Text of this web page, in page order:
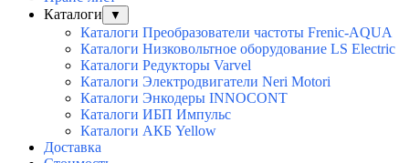
Каталоги
▼
Каталоги Преобразователи частоты Frenic-AQUA
Каталоги Низковольтное оборудование LS Electric
Каталоги Редукторы Varvel
Каталоги Электродвигатели Neri Motori
Каталоги Энкодеры INNOCONT
Каталоги ИБП Импульс
Каталоги АКБ Yellow
Доставка